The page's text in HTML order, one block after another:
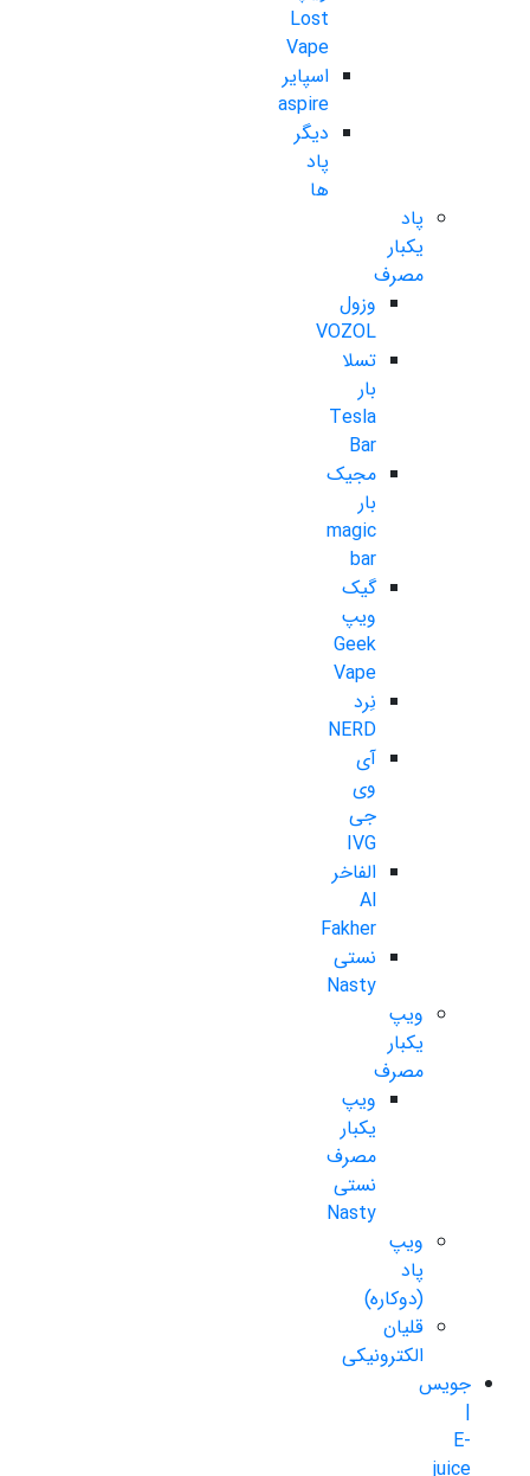
Lost
Vape
اسپایر
aspire
دیگر
پاد
ها
پاد
یکبار
مصرف
وزول
VOZOL
تسلا
بار
Tesla
Bar
مجیک
بار
magic
bar
گیک
ویپ
Geek
Vape
نِرد
NERD
آی
وی
جی
IVG
الفاخر
Al
Fakher
نستی
Nasty
ویپ
یکبار
مصرف
ویپ
یکبار
مصرف
نستی
Nasty
ویپ
پاد
(دوکاره)
قلیان
الکترونیکی
جویس
|
E-
juice